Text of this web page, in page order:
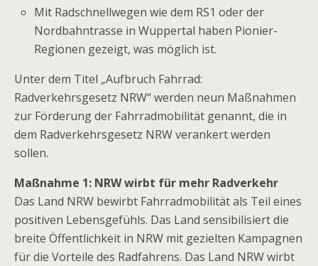
Mit Radschnellwegen wie dem RS1 oder der
Nordbahntrasse in Wuppertal haben Pionier-
Regionen gezeigt, was möglich ist.
Unter dem Titel „Aufbruch Fahrrad:
Radverkehrsgesetz NRW“ werden neun Maßnahmen
zur Förderung der Fahrradmobilität genannt, die in
dem Radverkehrsgesetz NRW verankert werden
sollen.
Maßnahme 1: NRW wirbt für mehr Radverkehr
Das Land NRW bewirbt Fahrradmobilität als Teil eines
positiven Lebensgefühls. Das Land sensibilisiert die
breite Öffentlichkeit in NRW mit gezielten Kampagnen
für die Vorteile des Radfahrens. Das Land NRW wirbt